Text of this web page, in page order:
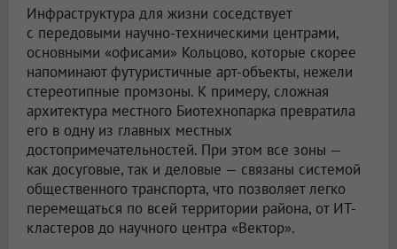
Инфраструктура для жизни соседствует
с передовыми научно-техническими центрами,
основными «офисами» Кольцово, которые скорее
напоминают футуристичные арт-объекты, нежели
стереотипные промзоны. К примеру, сложная
архитектура местного Биотехнопарка превратила
его в одну из главных местных
достопримечательностей. При этом все зоны —
как досуговые, так и деловые — связаны системой
общественного транспорта, что позволяет легко
перемещаться по всей территории района, от ИТ-
кластеров до научного центра «Вектор».